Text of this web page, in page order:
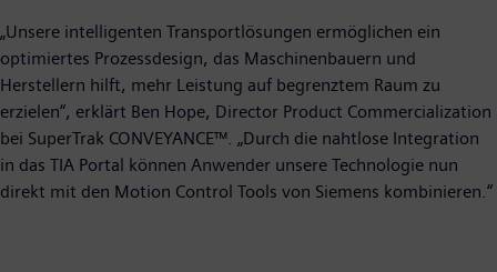
„Unsere intelligenten Transportlösungen ermöglichen ein
optimiertes Prozessdesign, das Maschinenbauern und
Herstellern hilft, mehr Leistung auf begrenztem Raum zu
erzielen“, erklärt Ben Hope, Director Product Commercialization
bei SuperTrak CONVEYANCE™. „Durch die nahtlose Integration
in das TIA Portal können Anwender unsere Technologie nun
direkt mit den Motion Control Tools von Siemens kombinieren.“